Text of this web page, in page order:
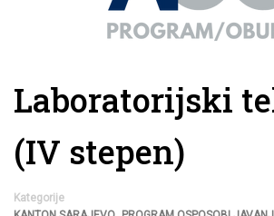
Laboratorijski
(IV stepen)
Kategorije